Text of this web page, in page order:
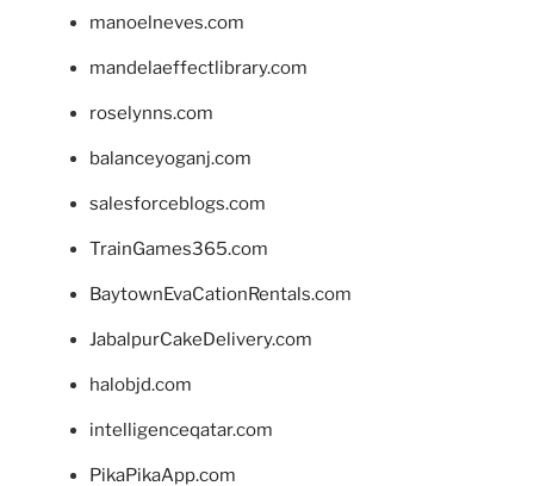
manoelneves.com
mandelaeffectlibrary.com
roselynns.com
balanceyoganj.com
salesforceblogs.com
TrainGames365.com
BaytownEvaCationRentals.com
JabalpurCakeDelivery.com
halobjd.com
intelligenceqatar.com
PikaPikaApp.com